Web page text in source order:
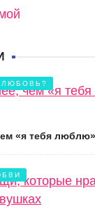
ЛЮБОВЬ?
«я тебя люблю»